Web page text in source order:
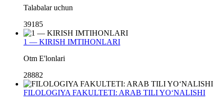
Talabalar uchun
39185
1 — KIRISH IMTIHONLARI
Otm E'lonlari
28882
FILOLOGIYA FAKULTETI: ARAB TILI YO‘NALISHI